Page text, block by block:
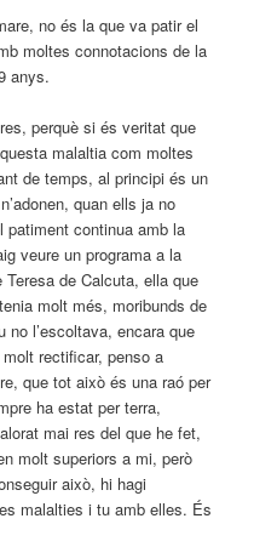
no és la que va patir el
moltes connotacions de la
anys.
perquè si és veritat que
malaltia com moltes
de temps, al principi és un
quan ells ja no
continua amb la
veure un programa a la
de Calcuta, ella que
molt més, moribunds de
l’escoltava, encara que
rectificar, penso a
que tot això és una raó per
ha estat per terra,
mai res del que he fet,
molt superiors a mi, però
això, hi hagi
malalties i tu amb elles. És